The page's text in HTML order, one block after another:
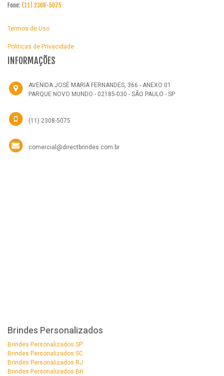
Fone: (11) 2308-5075
Termos de Uso
Politicas de Privacidade
INFORMAÇÕES
AVENIDA JOSÉ MARIA FERNANDES, 366 - ANEXO 01
PARQUE NOVO MUNDO - 02185-030 - SÃO PAULO - SP
(11) 2308-5075
comercial@directbrindes.com.br
Brindes Personalizados
Brindes Personalizados SP
Brindes Personalizados SC
Brindes Personalizados RJ
Brindes Personalizados BH